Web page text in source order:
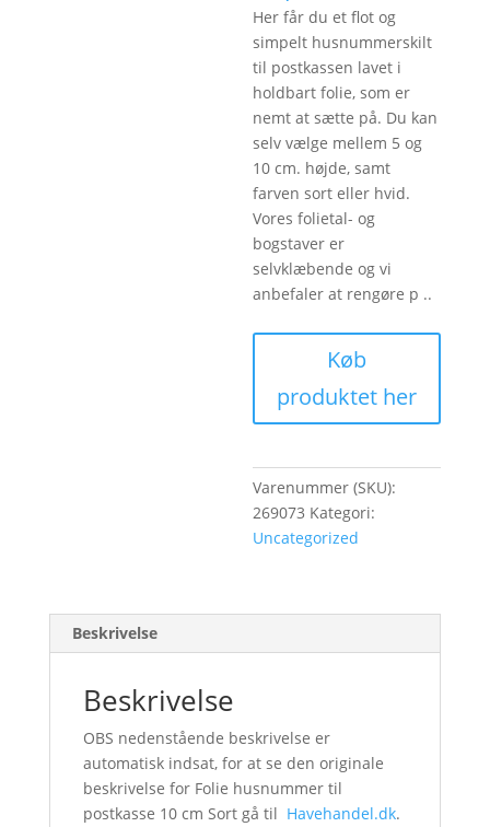
Her får du et flot og
simpelt husnummerskilt
til postkassen lavet i
holdbart folie, som er
nemt at sætte på. Du kan
selv vælge mellem 5 og
10 cm. højde, samt
farven sort eller hvid.
Vores folietal- og
bogstaver er
selvklæbende og vi
anbefaler at rengøre p ..
Køb
produktet her
Varenummer (SKU):
269073 Kategori:
Uncategorized
Beskrivelse
Beskrivelse
OBS nedenstående beskrivelse er
automatisk indsat, for at se den originale
beskrivelse for Folie husnummer til
postkasse 10 cm Sort gå til Havehandel.dk.